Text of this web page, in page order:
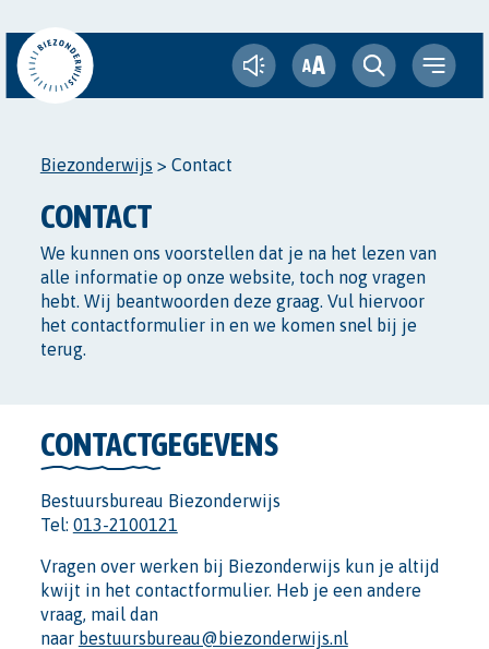
AA
Biezonderwijs > Contact
CONTACT
We kunnen ons voorstellen dat je na het lezen van
alle informatie op onze website, toch nog vragen
hebt. Wij beantwoorden deze graag. Vul hiervoor
het contactformulier in en we komen snel bij je
terug.
CONTACTGEGEVENS
Bestuursbureau Biezonderwijs
Tel: 013-2100121
Vragen over werken bij Biezonderwijs kun je altijd
kwijt in het contactformulier. Heb je een andere
vraag, mail dan
naar bestuursbureau@biezonderwijs.nl